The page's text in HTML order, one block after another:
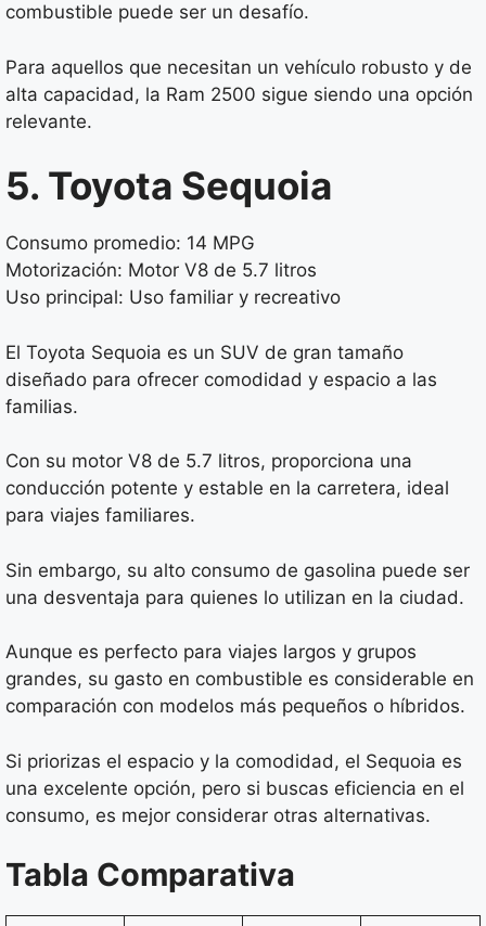
combustible puede ser un desafío.
Para aquellos que necesitan un vehículo robusto y de
alta capacidad, la Ram 2500 sigue siendo una opción
relevante.
5. Toyota Sequoia
Consumo promedio: 14 MPG
Motorización: Motor V8 de 5.7 litros
Uso principal: Uso familiar y recreativo
El Toyota Sequoia es un SUV de gran tamaño
diseñado para ofrecer comodidad y espacio a las
familias.
Con su motor V8 de 5.7 litros, proporciona una
conducción potente y estable en la carretera, ideal
para viajes familiares.
Sin embargo, su alto consumo de gasolina puede ser
una desventaja para quienes lo utilizan en la ciudad.
Aunque es perfecto para viajes largos y grupos
grandes, su gasto en combustible es considerable en
comparación con modelos más pequeños o híbridos.
Si priorizas el espacio y la comodidad, el Sequoia es
una excelente opción, pero si buscas eficiencia en el
consumo, es mejor considerar otras alternativas.
Tabla Comparativa